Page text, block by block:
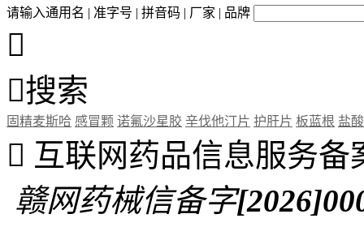
请输入通用名 | 准字号 | 拼音码 | 厂家 | 品牌

搜索
固精麦斯哈 感冒颗 诺氟沙星胶 辛伐他汀片 护肝片 板蓝根 盐
 互联网药品信息服务备
赣网药械信备字